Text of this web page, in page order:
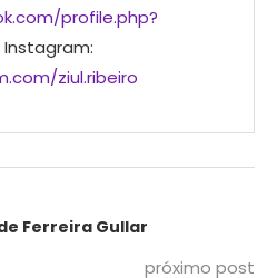
profile.php?
Instagram:
ziul.ribeiro
Ferreira Gullar
próximo post